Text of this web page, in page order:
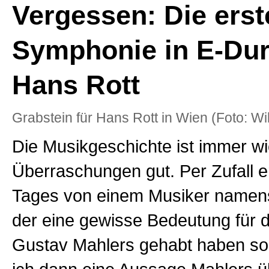
Vergessen: Die
Symphonie in E-
Hans Rott
Grabstein für Hans Rott in Wien (Foto:
Die Musikgeschichte ist immer
Überraschungen gut. Per Zufall
Tages von einem Musiker
der eine gewisse Bedeutung für
Gustav Mahlers gehabt haben